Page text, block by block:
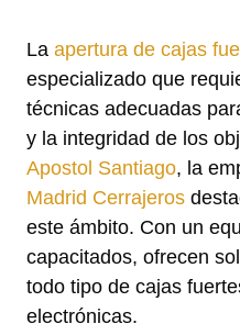
La apertura de cajas
especializado que
técnicas adecuadas
y la integridad de los
Apostol Santiago, la
Madrid Cerrajeros
este ámbito. Con un
capacitados, ofrecen
todo tipo de cajas
electrónicas.